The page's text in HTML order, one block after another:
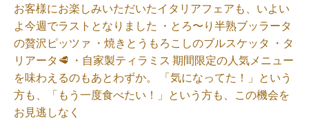
お客様にお楽しみいただいたイタリアフェアも、いよい
よ今週でラストとなりました ・とろ〜り半熟ブッラータ
の贅沢ピッツァ ・焼きとうもろこしのブルスケッタ ・タ
リアータ🥩 ・自家製ティラミス 期間限定の人気メニュー
を味わえるのもあとわずか。 「気になってた！」という
方も、「もう一度食べたい！」という方も、この機会を
お見逃しなく⁡